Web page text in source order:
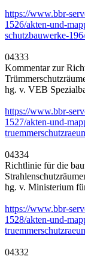
https://www.bbr-
1526/akten-und-
schutzbauwerke-
04333
Kommentar zur
hg. v. VEB
https://www.bbr-
1527/akten-und-
04334
Richtlinie für die
hg. v. Ministerium
https://www.bbr-
1528/akten-und-
04332